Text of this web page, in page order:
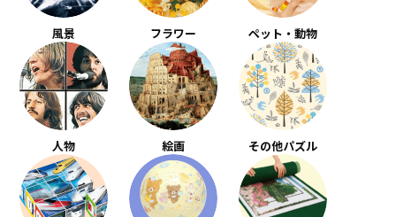
風景 フラワー ペット・動物
人物 絵画 その他パズル